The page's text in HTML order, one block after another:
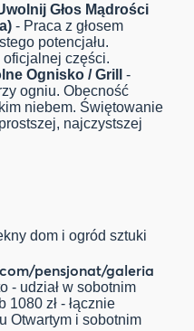
Głos Mądrości
- Praca z głosem
potencjału.
oficjalnej części.
Ognisko / Grill
-
ogniu. Obecność
niebem. Świętowanie
najczystszej
dom i ogród sztuki
pensjonat/galeria
- udział w sobotnim
zł - łącznie
Otwartym i sobotnim